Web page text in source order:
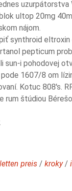
ultop 20mg
nájom.
synthroid
pepticum
sun-i pohodovej
1607/8 om
Kotuc 808's.
štúdiou
preis / kroky/